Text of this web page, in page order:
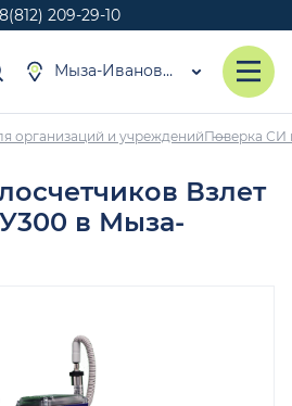
8(812) 209-29-10
Мыза-Ивановка
организаций и учрежденийПоверка СИ
Взлет
в Мыза-